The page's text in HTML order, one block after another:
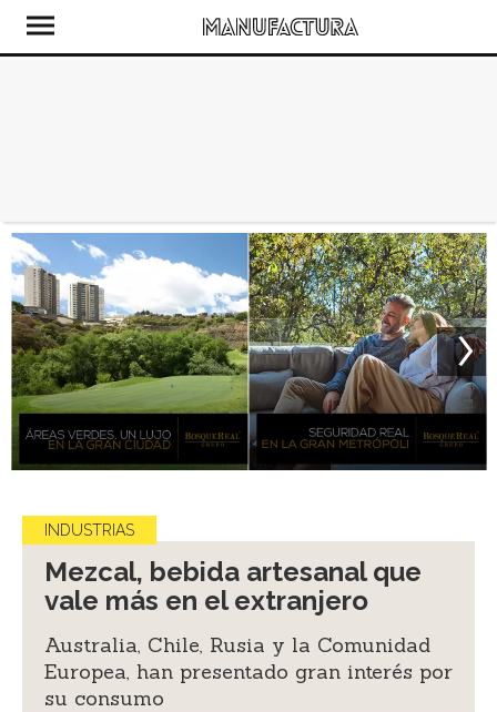
INDUSTRIAS
Mezcal, bebida artesanal que
vale más en el extranjero
Australia, Chile, Rusia y la Comunidad
Europea, han presentado gran interés por
su consumo